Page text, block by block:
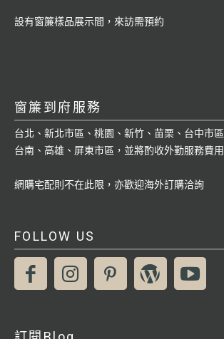
設有窗簾樣品展示間，來訪需預約
窗簾到府服務
台北、新北市區、桃園、新竹、苗栗、台中市區
台南、高雄、屏東市區，並將酌收外勤服務費用
網購宅配則不在此限，亦歡迎海外訂購洽詢
FOLLOW US